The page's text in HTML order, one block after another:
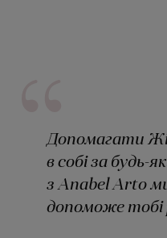
Допомагати
в собі за
з Anabel Arto
допоможе тобі